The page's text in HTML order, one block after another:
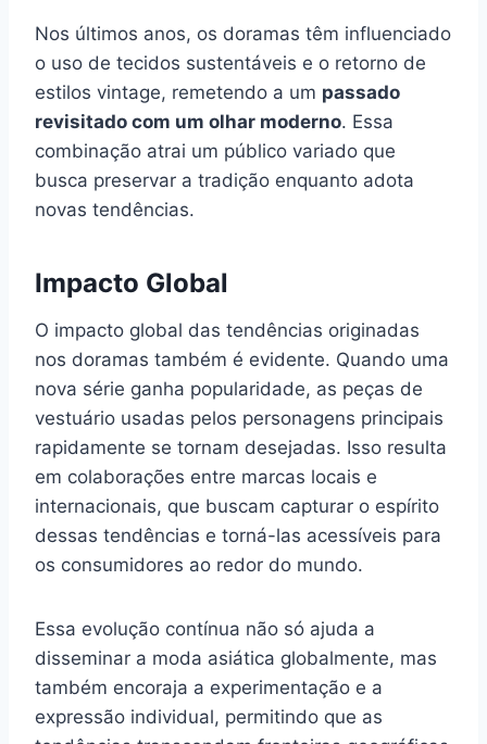
Nos últimos anos, os doramas têm influenciado
o uso de tecidos sustentáveis e o retorno de
estilos vintage, remetendo a um passado
revisitado com um olhar moderno. Essa
combinação atrai um público variado que
busca preservar a tradição enquanto adota
novas tendências.
Impacto Global
O impacto global das tendências originadas
nos doramas também é evidente. Quando uma
nova série ganha popularidade, as peças de
vestuário usadas pelos personagens principais
rapidamente se tornam desejadas. Isso resulta
em colaborações entre marcas locais e
internacionais, que buscam capturar o espírito
dessas tendências e torná-las acessíveis para
os consumidores ao redor do mundo.
Essa evolução contínua não só ajuda a
disseminar a moda asiática globalmente, mas
também encoraja a experimentação e a
expressão individual, permitindo que as